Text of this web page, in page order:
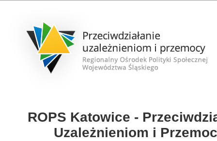
ROPS Katowice -
Uzależnieniom i